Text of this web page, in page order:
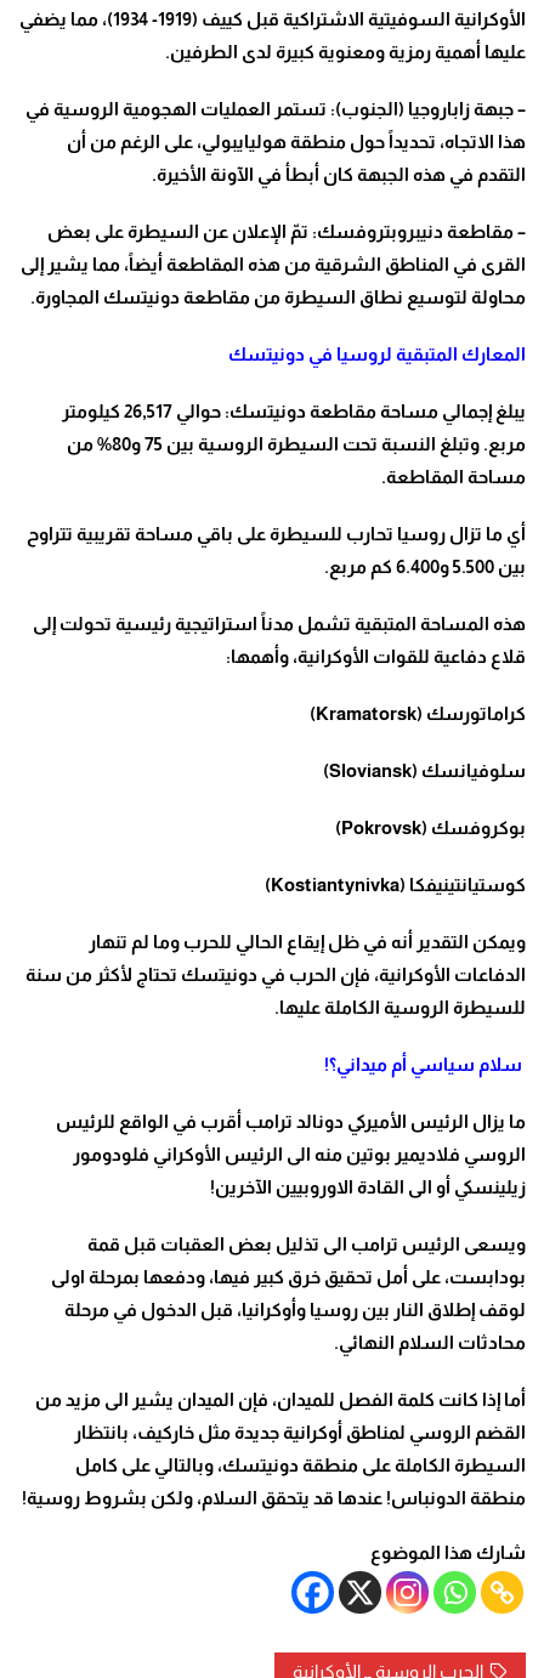
الأوكرانية السوفيتية الاشتراكية قبل كييف (1919- 1934)، مما يضفي
عليها أهمية رمزية ومعنوية كبيرة لدى الطرفين.
–جبهة زاباروجيا (الجنوب): تستمر العمليات الهجومية الروسية في
هذا الاتجاه، تحديداً حول منطقة هوليايبولي، على الرغم من أن
التقدم في هذه الجبهة كان أبطأ في الآونة الأخيرة.
–مقاطعة دنيبروبتروفسك: تمّ الإعلان عن السيطرة على بعض
القرى في المناطق الشرقية من هذه المقاطعة أيضاً، مما يشير إلى
محاولة لتوسيع نطاق السيطرة من مقاطعة دونيتسك المجاورة.
المعارك المتبقية لروسيا في دونيتسك
يبلغ إجمالي مساحة مقاطعة دونيتسك: حوالي 26,517 كيلومتر
مربع. وتبلغ النسبة تحت السيطرة الروسية بين 75 و80% من
مساحة المقاطعة.
أي ما تزال روسيا تحارب للسيطرة على باقي مساحة تقريبية تتراوح
بين 5.500 و6.400 كم مربع
.
هذه المساحة المتبقية تشمل مدناً استراتيجية رئيسية تحولت إلى
قلاع دفاعية للقوات الأوكرانية، وأهمها:
كراماتورسك (Kramatorsk)
سلوفيانسك (Sloviansk)
بوكروفسك (Pokrovsk)
كوستيانتينيفكا (Kostiantynivka)
ويمكن التقدير أنه في ظل إيقاع الحالي للحرب وما لم تنهار
الدفاعات الأوكرانية، فإن الحرب في دونيتسك تحتاج لأكثر من سنة
للسيطرة الروسية الكاملة عليها.
سلام سياسي أم ميداني؟!
ما يزال الرئيس الأميركي دونالد ترامب أقرب في الواقع للرئيس
الروسي فلاديمير بوتين منه الى الرئيس الأوكراني فلودومور
زيلينسكي أو الى القادة الاوروبيين الآخرين!
ويسعى الرئيس ترامب الى تذليل بعض العقبات قبل قمة
بودابست، على أمل تحقيق خرق كبير فيها، ودفعها بمرحلة اولى
لوقف إطلاق النار بين روسيا وأوكرانيا، قبل الدخول في مرحلة
محادثات السلام النهائي.
أما إذا كانت كلمة الفصل للميدان، فإن الميدان يشير الى مزيد من
القضم الروسي لمناطق أوكرانية جديدة مثل خاركيف، بانتظار
السيطرة الكاملة على منطقة دونيتسك، وبالتالي على كامل
منطقة الدونباس! عندها قد يتحقق السلام، ولكن بشروط روسية!
شارك هذا الموضوع
الحرب الروسية ــ الأوكرانية